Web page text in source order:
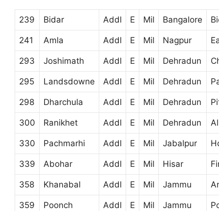
239 Bidar Addl E Mil Bangalore
241 Amla Addl E Mil Nagpur
293 Joshimath Addl E Mil Dehradun
295 Landsdowne Addl E Mil Dehradun
298 Dharchula Addl E Mil Dehradun
300 Ranikhet Addl E Mil Dehradun
330 Pachmarhi Addl E Mil Jabalpur
339 Abohar Addl E Mil Hisar
358 Khanabal Addl E Mil Jammu
359 Poonch Addl E Mil Jammu